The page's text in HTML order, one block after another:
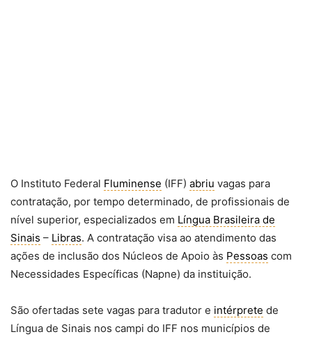
O Instituto Federal Fluminense (IFF) abriu vagas para
contratação, por tempo determinado, de profissionais de
nível superior, especializados em Língua Brasileira de
Sinais – Libras. A contratação visa ao atendimento das
ações de inclusão dos Núcleos de Apoio às Pessoas com
Necessidades Específicas (Napne) da instituição.
São ofertadas sete vagas para tradutor e intérprete de
Língua de Sinais nos campi do IFF nos municípios de